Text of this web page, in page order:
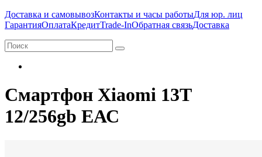
Доставка и самовывозКонтакты и часы работыДля юр. лиц
ГарантияОплатаКредитTrade-InОбратная связьДоставка
Смартфон Xiaomi 13T
12/256gb ЕАС